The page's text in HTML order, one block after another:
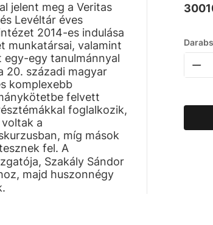
jelent meg a Veritas
Levéltár éves
2014-es indulása
munkatársai, valamint
egy-egy tanulmánnyal
20. századi magyar
komplexebb
felvett
foglalkozik,
a
míg mások
fel. A
Szakály Sándor
majd huszonnégy